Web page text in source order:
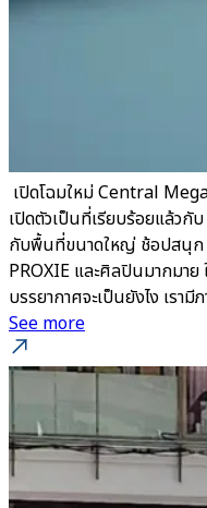
เปิดโฉมใหม่ Central
เปิดตัวเป็นที่เรียบร้อยแล้วกั
กับพื้นที่ขนาดใหญ่ ช้อปสนุก
PROXIE และศิลปินมากมาย
บรรยากาศจะเป็นยังไง เรา
See more